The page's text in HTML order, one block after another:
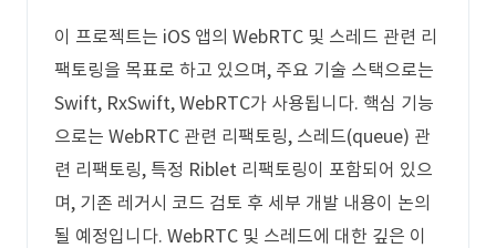
이 프로젝트는 iOS 앱의 WebRTC 및 스레드 관련 리
팩토링을 목표로 하고 있으며, 주요 기술 스택으로는
Swift, RxSwift, WebRTC가 사용됩니다. 핵심 기능
으로는 WebRTC 관련 리팩토링, 스레드(queue) 관
련 리팩토링, 특정 Riblet 리팩토링이 포함되어 있으
며, 기존 레거시 코드 검토 후 세부 개발 내용이 논의
될 예정입니다. WebRTC 및 스레드에 대한 깊은 이